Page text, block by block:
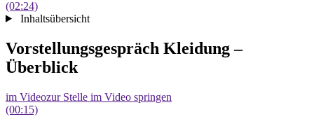
(02:24)
Inhaltsübersicht
Vorstellungsgespräch Kleidung –
Überblick
im Videozur Stelle im Video springen
(00:15)